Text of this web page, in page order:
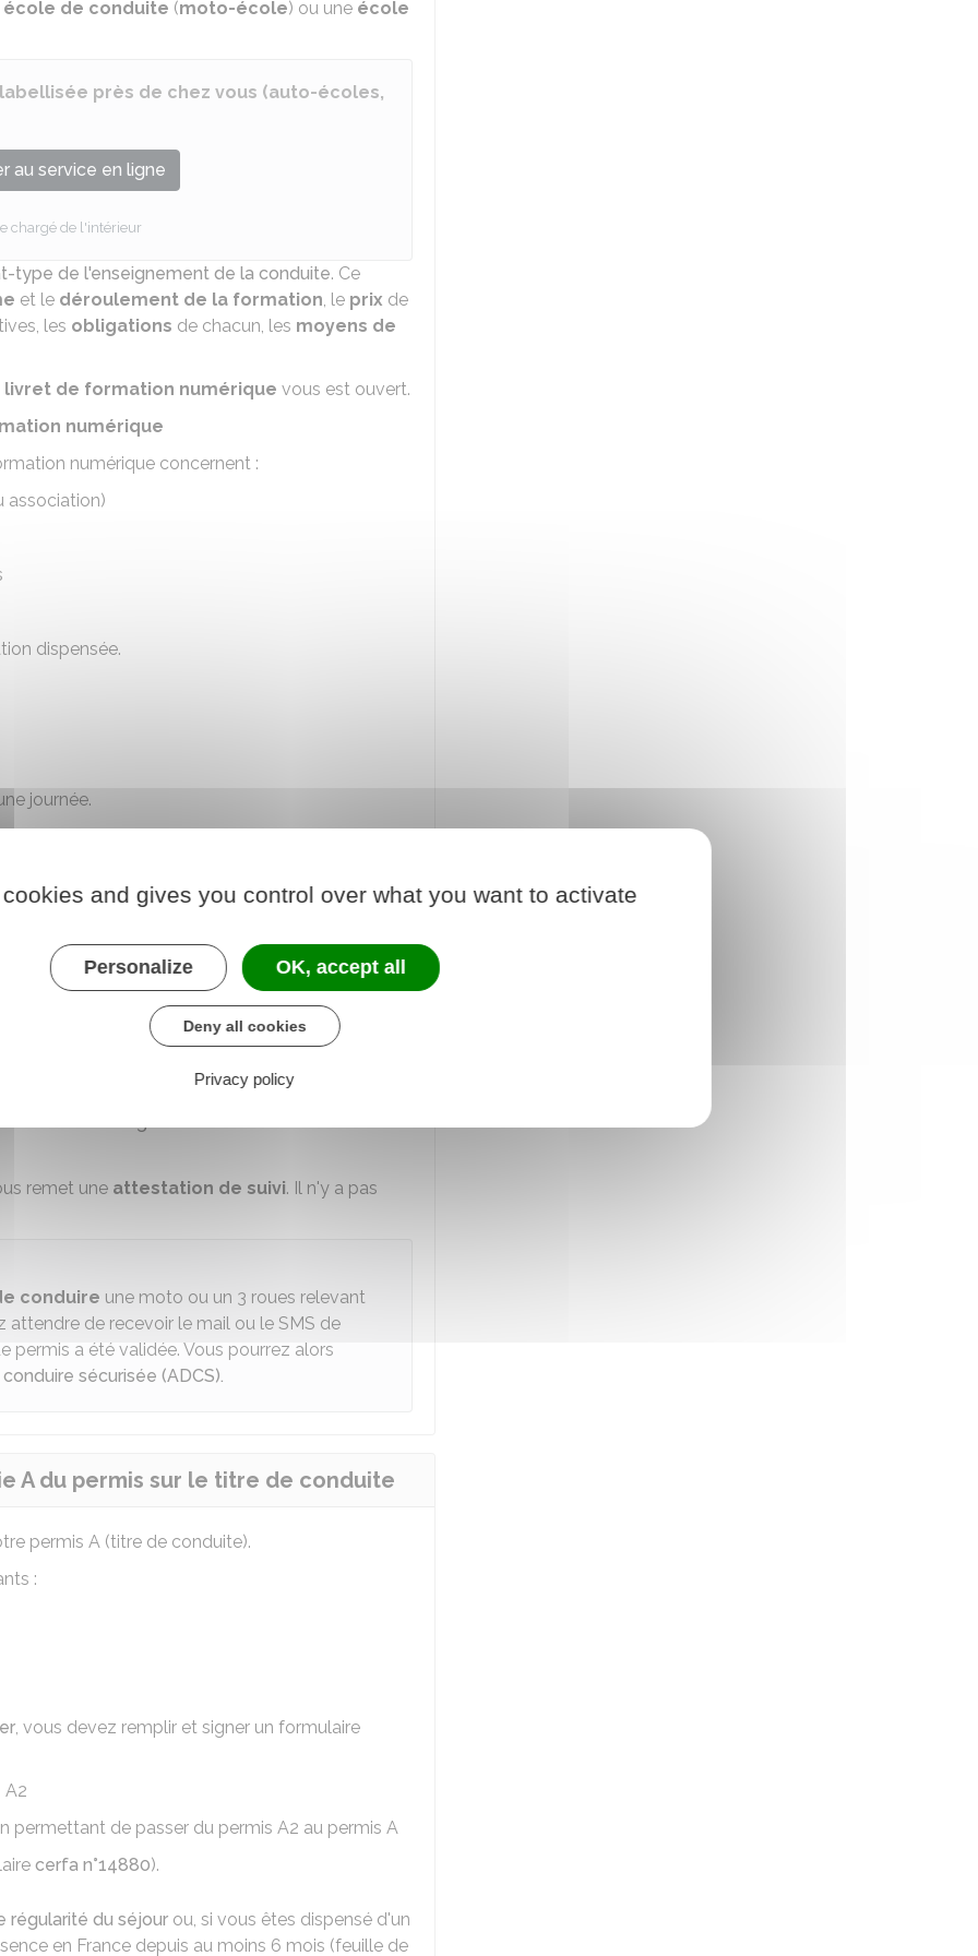
école de conduite (moto-école) ou une école
près de chez vous (auto-écoles,
au service en ligne
chargé de l'intérieur
type de l'enseignement de la conduite. Ce
et le déroulement de la formation, le prix de
les obligations de chacun, les moyens de
livret de formation numérique vous est ouvert.
numérique
numérique concernent :
association)
dispensée.
journée.
vitesse, détectabilité, conduite et produits
, sur plateau
remet une attestation de suivi. Il n'y a pas
conduire une moto ou un 3 roues relevant
attendre de recevoir le mail ou le SMS de
a été validée. Vous pourrez alors
sécurisée (ADCS).
A du permis sur le titre de conduite
permis A (titre de conduite).
:
, vous devez remplir et signer un formulaire
A2
permettant de passer du permis A2 au permis A
cerfa n°14880).
régularité du séjour ou, si vous êtes dispensé d'un
en France depuis au moins 6 mois (feuille de
and gives you control over what you want to activate
Personalize OK, accept all
Deny all cookies
Privacy policy